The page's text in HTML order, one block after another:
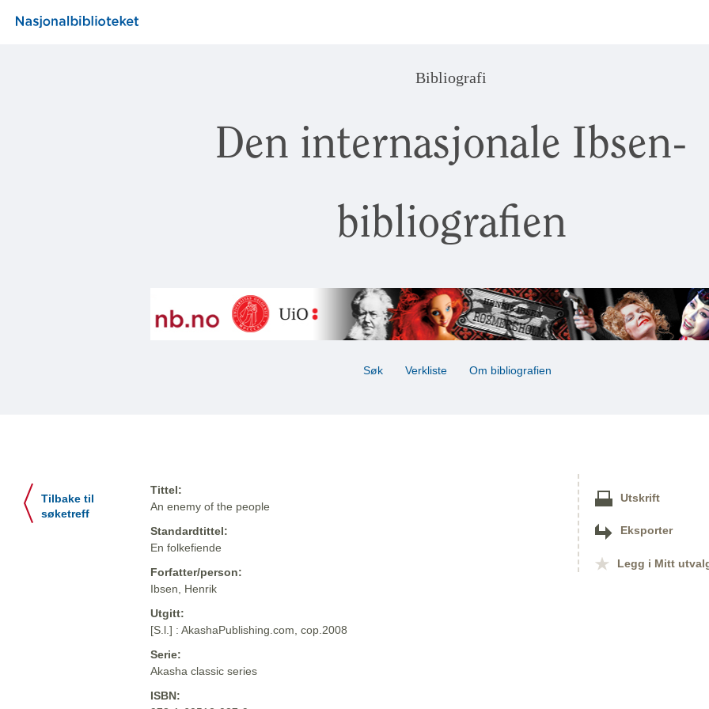
Bibliografi
Den internasjonale Ibsen-
bibliografien
Søk Verkliste Om bibliografien
Tilbake til
søketreff
Tittel:
An enemy of the people
Standardtittel:
En folkefiende
Forfatter/person:
Ibsen, Henrik
Utgitt:
[S.l.] : AkashaPublishing.com, cop.2008
Serie:
Akasha classic series
ISBN:
Utskrift
Eksporter
Legg i Mitt